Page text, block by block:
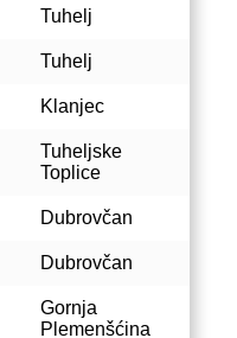
Tuhelj
Tuhelj
Klanjec
Tuheljske
Toplice
Dubrovčan
Dubrovčan
Gornja
Plemenšćina